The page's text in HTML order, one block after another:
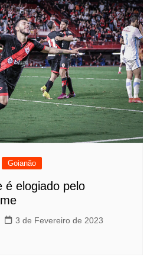
Goianão
é elogiado pelo
3 de Fevereiro de 2023